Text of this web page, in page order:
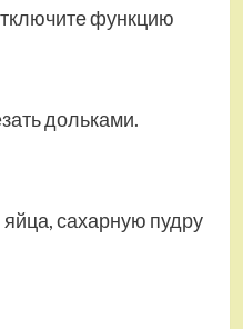
функцию
дольками.
яйца, сахарную пудру